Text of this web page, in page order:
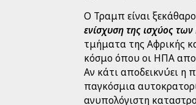
Ο Τραμπ είναι
ενίσχυση της ισχύος
τμήματα της Αφρικής
κόσμο όπου οι ΗΠΑ
Αν κάτι αποδεικνύει η
παγκόσμια
ανυπολόγιστη